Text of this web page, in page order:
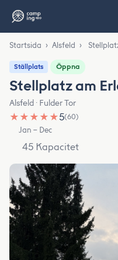
Startsida › Alsfeld ›
Ställplats Öppna
Stellplatz am
Alsfeld · Fulder Tor
★ ★ ★ ★ ★5(60)
Jan – Dec
45 Kapacitet